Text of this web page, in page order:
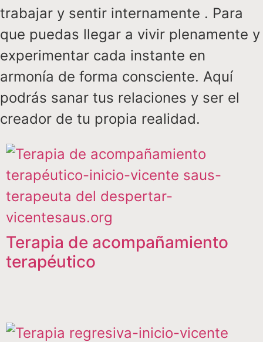
trabajar y sentir internamente . Para
que puedas llegar a vivir plenamente y
experimentar cada instante en
armonía de forma consciente. Aquí
podrás sanar tus relaciones y ser el
creador de tu propia realidad.
Terapia de acompañamiento
terapéutico